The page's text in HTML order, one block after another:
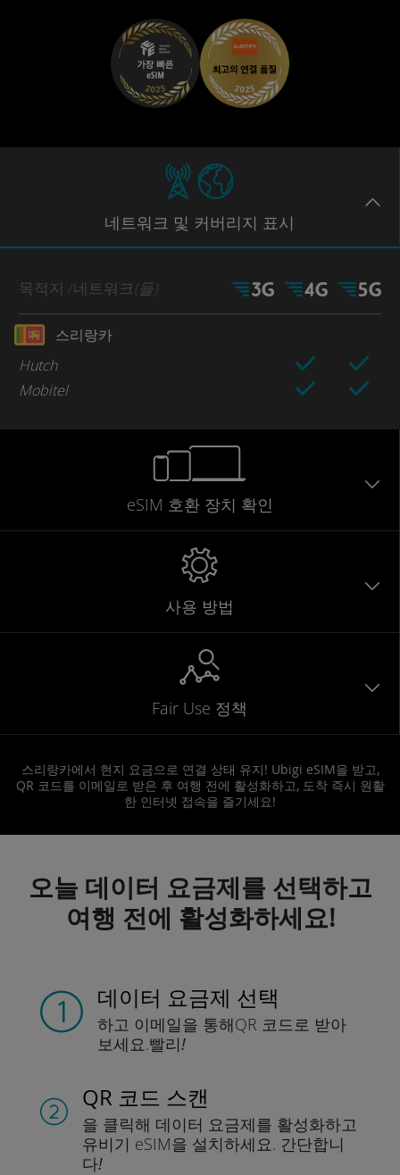
네트워크 및 커버리지 표시
목적지 /네트워크(들)
스리랑카
Hutch
Mobitel
eSIM 호환 장치 확인
사용 방법
Fair Use 정책
스리랑카에서 현지 요금으로 연결 상태 유지! Ubigi eSIM을 받고,
QR 코드를 이메일로 받은 후 여행 전에 활성화하고, 도착 즉시 원활
한 인터넷 접속을 즐기세요!
오늘 데이터 요금제를 선택하고
여행 전에 활성화하세요!
데이터 요금제 선택
하고 이메일을 통해QR 코드로 받아
보세요.빨리!
QR 코드 스캔
을 클릭해 데이터 요금제를 활성화하고
유비기 eSIM을 설치하세요. 간단합니
다!